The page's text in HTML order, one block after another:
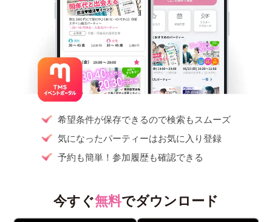
希望条件が保存できるので検索もスムーズ
気になったパーティーはお気に入り登録
予約も簡単！参加履歴も確認できる
今すぐ無料でダウンロード